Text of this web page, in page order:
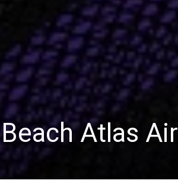
Atlas Air